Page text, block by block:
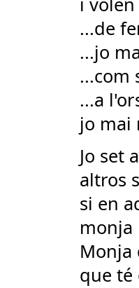
...de
...jo
...com
...a
jo mai
Jo set
altros
si en
monja
Monja
que té